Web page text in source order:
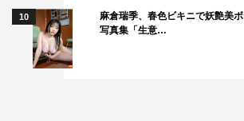
10
麻倉瑞季、春色ビキニで妖艶美
写真集「生意…